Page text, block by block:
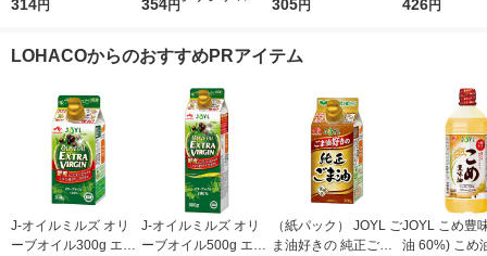
原料 チャック付き袋
314円
ドレッシング 490ml 1
ゴマ（イチオシ） オ
354円
l 1本 ＜やわらか密封
シ）
305円
ん 620ml 1本
426円
LOHACOからのおすすめPRアイテム
J-オイルミルズ オリ
ーブオイル300g エキ
J-オイルミルズ オリ
ーブオイル500g エキ
（紙パック） JOYL ご
ま油好きの 純正ごま
JOYL こめ豊
油 60%) こめ油 ブレ